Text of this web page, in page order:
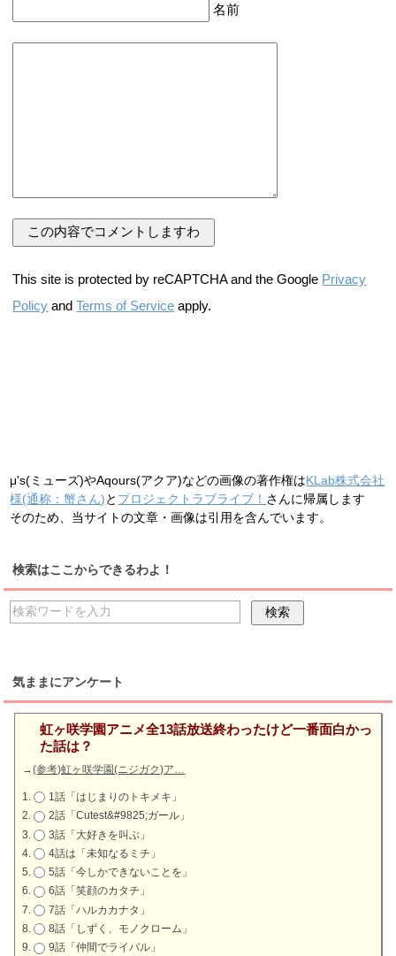
名前
This site is protected by reCAPTCHA and the Google Privacy
Policy andTerms of Service apply.
μ's(ミューズ)やAqours(アクア)などの画像の著作権はKLab株式会社
様(通称：蟹さん)と プロジェクトラブライブ！ さんに帰属します
そのため、当サイトの文章・画像は引用を含んでいます。
検索はここからできるわよ！
気ままにアンケート
虹ヶ咲学園アニメ全13話放送終わったけど一番面白かっ
た話は？
→(参考)虹ヶ咲学園(ニジガク)ア…
1話「はじまりのトキメキ」
2話「Cutest&#9825;ガール」
3話「大好きを叫ぶ」
4話は「未知なるミチ」
5話「今しかできないことを」
6話「笑顔のカタチ」
7話「ハルカカナタ」
8話「しずく、モノクローム」
9話「仲間でライバル」